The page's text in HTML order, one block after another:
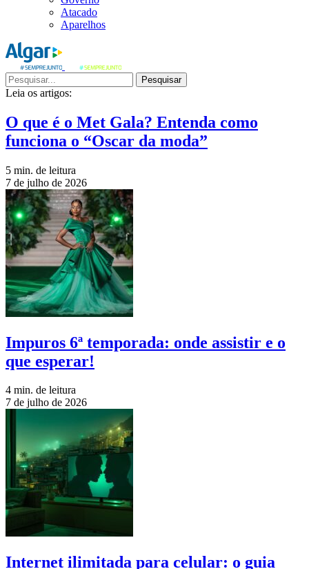
Atacado
Aparelhos
Pesquisar
Leia os artigos:
O que é o Met Gala? Entenda como
funciona o “Oscar da moda”
5 min. de leitura
7 de julho de 2026
Impuros 6ª temporada: onde assistir e o
que esperar!
4 min. de leitura
7 de julho de 2026
Internet ilimitada para celular: o guia